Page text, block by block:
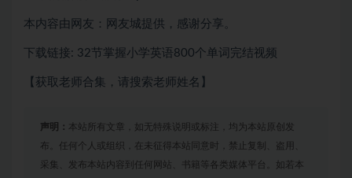
本内容由网友：网友城提供，感谢分享。
下载链接: 32节掌握小学英语800个单词完结视频
【获取老师合集，请搜索老师姓名】
声明： 本站所有文章，如无特殊说明或标注，均为本站原创发
布。任何个人或组织，在未征得本站同意时，禁止复制、盗用、
采集、发布本站内容到任何网站、书籍等各类媒体平台。如若本